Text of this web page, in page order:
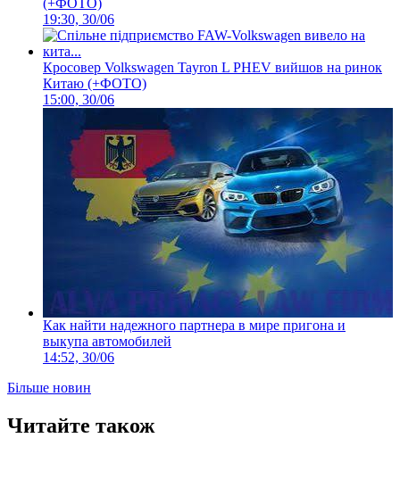
(+ФОТО)
19:30, 30/06
Кросовер Volkswagen Tayron L PHEV вийшов на ринок
Китаю (+ФОТО)
15:00, 30/06
Как найти надежного партнера в мире пригона и
выкупа автомобилей
14:52, 30/06
Більше новин
Читайте також